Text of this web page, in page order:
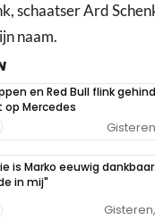
schaatser Ard
naam.
en Red Bull flink
op Mercedes
is Marko eeuwig
in mij"